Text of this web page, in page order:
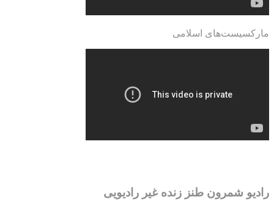
مارکسیست‌های اسلامی
رادیو شمرون طنز زنده غیر رادیویی